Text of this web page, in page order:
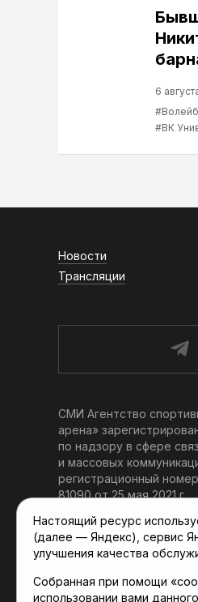
6
#ВК
Новости
Трансляции
СМИ Агентство
арена»
по надзору в сфере
и массовых
регистрационный
81090 от 25 мая 2021 г.
Главный редактор:
При использовании
Политика
Настоящий ресурс
(далее — Яндекс), сервис
улучшения качества
Собранная при помощи
использовании вами